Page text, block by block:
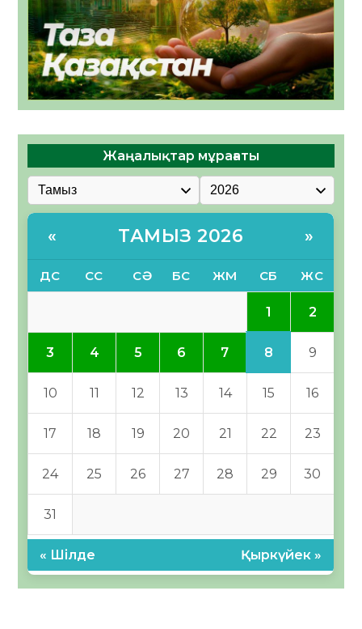
Жаңалықтар мұрағаты
« ТАМЫЗ 2026 »
ДС СС СӘ БС ЖМ СБ ЖС
1 2
3 4 5 6 7 8 9
10 11 12 13 14 15 16
17 18 19 20 21 22 23
24 25 26 27 28 29 30
31
« Шілде Қыркүйек »